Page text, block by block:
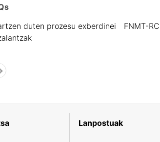
duten prozesu exberdinei
FNMT-
Lanpostuak